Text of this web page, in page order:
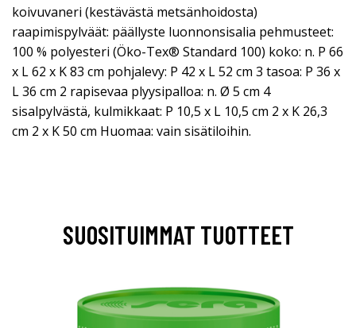
koivuvaneri (kestävästä metsänhoidosta)
raapimispylväät: päällyste luonnonsisalia pehmusteet:
100 % polyesteri (Öko-Tex® Standard 100) koko: n. P 66
x L 62 x K 83 cm pohjalevy: P 42 x L 52 cm 3 tasoa: P 36 x
L 36 cm 2 rapisevaa plyysipalloa: n. Ø 5 cm 4
sisalpylvästä, kulmikkaat: P 10,5 x L 10,5 cm 2 x K 26,3
cm 2 x K 50 cm Huomaa: vain sisätiloihin.
SUOSITUIMMAT TUOTTEET